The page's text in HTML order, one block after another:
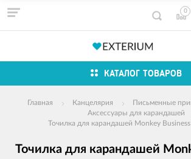
0
КАТАЛОГ ТОВАРОВ
Главная Канцелярия
Письменные
Аксессуары для карандашей
Точилка для карандашей Monkey
Точилка для карандашей